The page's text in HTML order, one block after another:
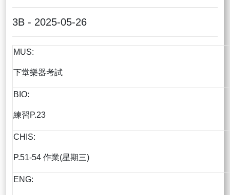
3B - 2025-05-26
MUS:
下堂樂器考試
BIO:
練習P.23
CHIS:
P.51-54 作業(星期三)
ENG: